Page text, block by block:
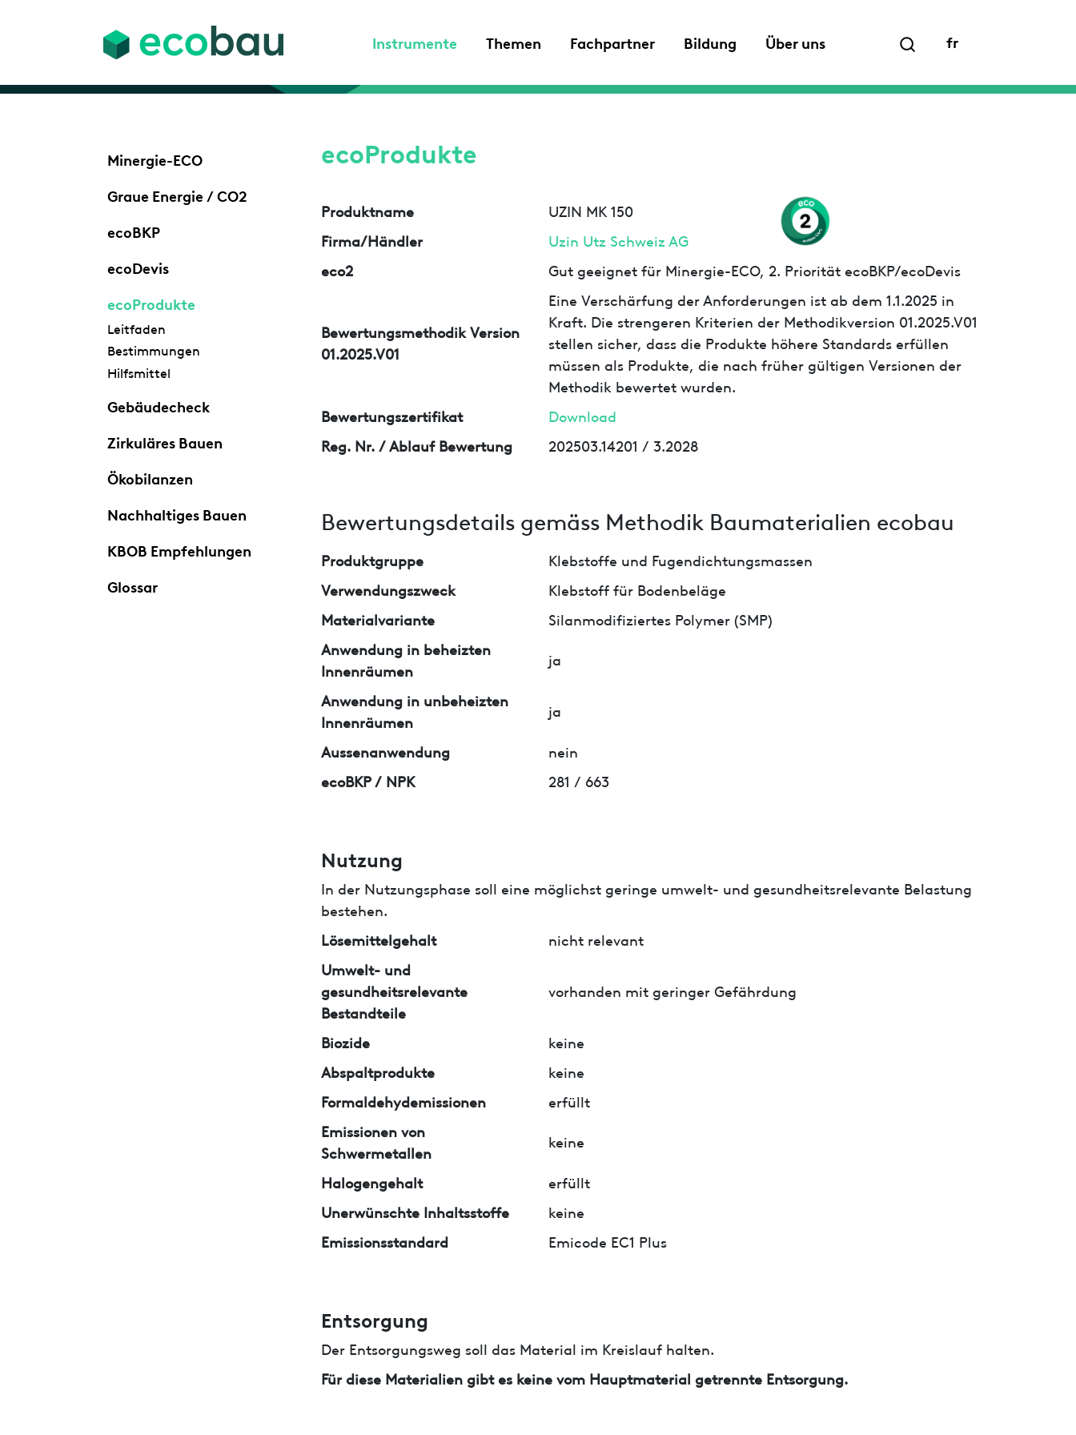
Instrumente Themen Fachpartner Bildung Über uns fr
Minergie-ECO
Graue Energie / CO2
ecoBKP
ecoDevis
ecoProdukte
Leitfaden
Bestimmungen
Hilfsmittel
Gebäudecheck
Zirkuläres Bauen
Ökobilanzen
Nachhaltiges Bauen
KBOB Empfehlungen
Glossar
ecoProdukte
Produktname
UZIN MK 150
Firma/Händler
Uzin Utz Schweiz AG
eco2
Gut geeignet für Minergie-ECO, 2. Priorität ecoBKP/ecoDevis
Bewertungsmethodik Version
01.2025.V01
Eine Verschärfung der Anforderungen ist ab dem 1.1.2025 in
Kraft. Die strengeren Kriterien der Methodikversion 01.2025.V01
stellen sicher, dass die Produkte höhere Standards erfüllen
müssen als Produkte, die nach früher gültigen Versionen der
Methodik bewertet wurden.
Bewertungszertifikat
Download
Reg. Nr. / Ablauf Bewertung
202503.14201 / 3.2028
Bewertungsdetails gemäss Methodik Baumaterialien ecobau
Produktgruppe
Klebstoffe und Fugendichtungsmassen
Verwendungszweck
Klebstoff für Bodenbeläge
Materialvariante
Silanmodifiziertes Polymer (SMP)
Anwendung in beheizten
Innenräumen
ja
Anwendung in unbeheizten
Innenräumen
ja
Aussenanwendung
nein
ecoBKP / NPK
281 / 663
Nutzung
In der Nutzungsphase soll eine möglichst geringe umwelt- und gesundheitsrelevante Belastung
bestehen.
Lösemittelgehalt
nicht relevant
Umwelt- und
gesundheitsrelevante
Bestandteile
vorhanden mit geringer Gefährdung
Biozide
keine
Abspaltprodukte
keine
Formaldehydemissionen
erfüllt
Emissionen von
Schwermetallen
keine
Halogengehalt
erfüllt
Unerwünschte Inhaltsstoffe
keine
Emissionsstandard
Emicode EC1 Plus
Entsorgung
Der Entsorgungsweg soll das Material im Kreislauf halten.
Für diese Materialien gibt es keine vom Hauptmaterial getrennte Entsorgung.